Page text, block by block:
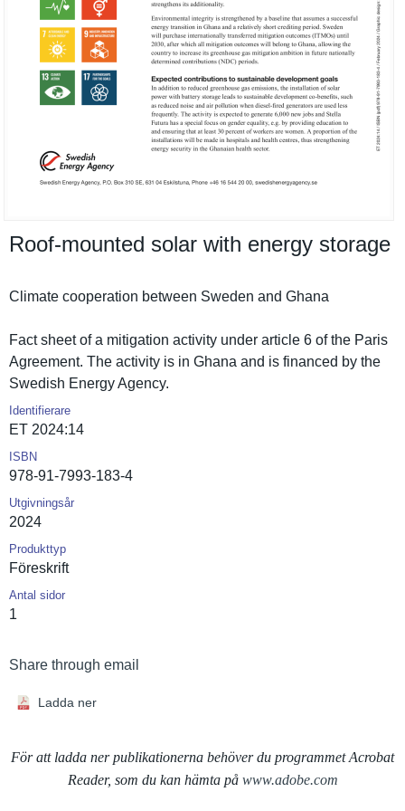
Roof-​mounted solar with energy storage
Climate cooperatio­n between Sweden and Ghana
Fact sheet of a mitigation activity under article 6 of the Paris
Agreement. The activity is in Ghana and is financed by the
Swedish Energy Agency.
Identifierare
ET 2024:14
ISBN
978-91-7993-183-4
Utgivningsår
2024
Produkttyp
Föreskrift
Antal sidor
1
Share through email
Ladda ner
För att ladda ner publikationerna behöver du programmet Acrobat
Reader, som du kan hämta på www.adobe.com